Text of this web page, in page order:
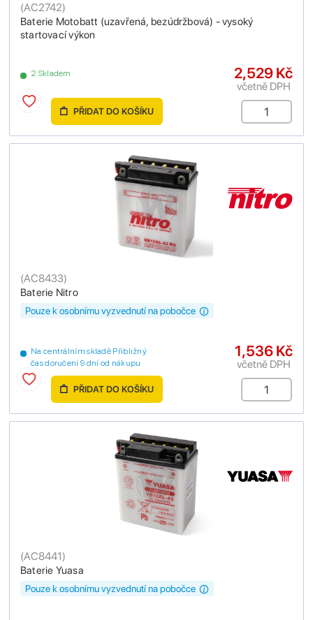
Baterie Motobatt (uzavřená, bezúdržbová) - vysoký
startovací výkon
(AC2742)
2 Skladem 2,529 Kč
včetně DPH
PŘIDAT DO KOŠÍKU
Baterie Nitro
(AC8433)
Na centrálním skladě Přibližný
čas doručení 9 dní od nákupu
Pouze k osobnímu vyzvednutí na pobočce
1,536 Kč
včetně DPH
PŘIDAT DO KOŠÍKU
Baterie Yuasa
(AC8441)
Pouze k osobnímu vyzvednutí na pobočce